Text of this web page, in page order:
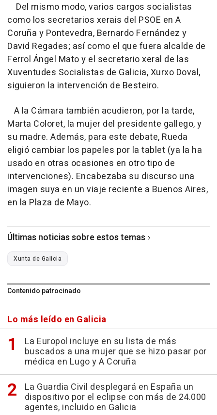
Del mismo modo, varios cargos socialistas
como los secretarios xerais del PSOE en A
Coruña y Pontevedra, Bernardo Fernández y
David Regades; así como el que fuera alcalde de
Ferrol Ángel Mato y el secretario xeral de las
Xuventudes Socialistas de Galicia, Xurxo Doval,
siguieron la intervención de Besteiro.
A la Cámara también acudieron, por la tarde,
Marta Coloret, la mujer del presidente gallego, y
su madre. Además, para este debate, Rueda
eligió cambiar los papeles por la tablet (ya la ha
usado en otras ocasiones en otro tipo de
intervenciones). Encabezaba su discurso una
imagen suya en un viaje reciente a Buenos Aires,
en la Plaza de Mayo.
Últimas noticias sobre estos temas
Xunta de Galicia
Contenido patrocinado
Lo más leído en Galicia
La Europol incluye en su lista de más
buscados a una mujer que se hizo pasar por
médica en Lugo y A Coruña
La Guardia Civil desplegará en España un
dispositivo por el eclipse con más de 24.000
agentes, incluido en Galicia